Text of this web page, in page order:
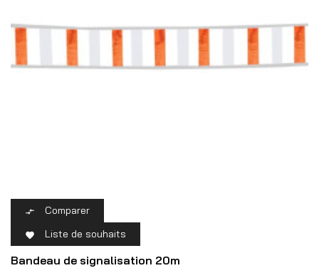
 Comparer
 Liste de souhaits
Bandeau de signalisation 20m